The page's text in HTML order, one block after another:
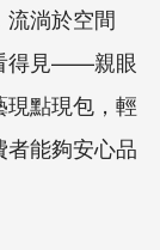
流淌於空間
得見——親眼
現點現包，輕
能夠安心品